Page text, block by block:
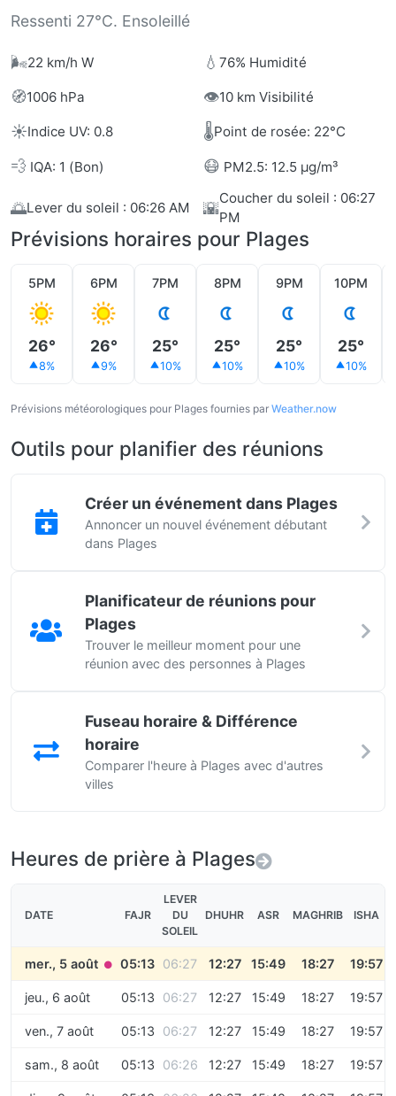
Ressenti 27°C. Ensoleillé
🌬️22 km/h W 💧 76% Humidité
🧭1006 hPa 👁️10 km Visibilité
☀️Indice UV: 0.8 🌡️Point de rosée: 22°C
💨 IQA: 1 (Bon) 😷 PM2.5: 12.5 µg/m³
🌅Lever du soleil : 06:26 AM 🌇Coucher du soleil : 06:27
PM
Prévisions horaires pour Plages
5PM
26°
8%
6PM
26°
9%
7PM
25°
10%
8PM
25°
10%
9PM
25°
10%
10PM
25°
10%
Prévisions météorologiques pour Plages fournies par Weather.now
Outils pour planifier des réunions
Créer un événement dans Plages
Annoncer un nouvel événement débutant
dans Plages
Planificateur de réunions pour
Plages
Trouver le meilleur moment pour une
réunion avec des personnes à Plages
Fuseau horaire & Différence
horaire
Comparer l'heure à Plages avec d'autres
villes
Heures de prière à Plages
DATE FAJR
LEVER
DU
SOLEIL
DHUHR ASR MAGHRIB ISHA
mer., 5 août ● 05:13 06:27 12:27 15:49 18:27 19:57
jeu., 6 août 05:13 06:27 12:27 15:49 18:27 19:57
ven., 7 août 05:13 06:27 12:27 15:49 18:27 19:57
sam., 8 août 05:13 06:26 12:27 15:49 18:27 19:57